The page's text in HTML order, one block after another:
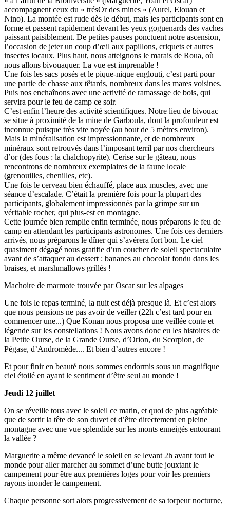
accompagnent ceux du « trésOr des mines » (Aurel, Elouan et
Nino). La montée est rude dès le début, mais les participants sont en
forme et passent rapidement devant les yeux goguenards des vaches
paissant paisiblement. De petites pauses ponctuent notre ascension,
l’occasion de jeter un coup d’œil aux papillons, criquets et autres
insectes locaux. Plus haut, nous atteignons le marais de Roua, où
nous allons bivouaquer. La vue est imprenable !
Une fois les sacs posés et le pique-nique englouti, c’est parti pour
une partie de chasse aux têtards, nombreux dans les mares voisines.
Puis nos enchaînons avec une activité de ramassage de bois, qui
servira pour le feu de camp ce soir.
C’est enfin l’heure des activité scientifiques. Notre lieu de bivouac
se situe à proximité de la mine de Garboula, dont la profondeur est
inconnue puisque très vite noyée (au bout de 5 mètres environ).
Mais la minéralisation est impressionnante, et de nombreux
minéraux sont retrouvés dans l’imposant terril par nos chercheurs
d’or (des fous : la chalchopyrite). Cerise sur le gâteau, nous
rencontrons de nombreux exemplaires de la faune locale
(grenouilles, chenilles, etc).
Une fois le cerveau bien échauffé, place aux muscles, avec une
séance d’escalade. C’était la première fois pour la plupart des
participants, globalement impressionnés par la grimpe sur un
véritable rocher, qui plus-est en montagne.
Cette journée bien remplie enfin terminée, nous préparons le feu de
camp en attendant les participants astronomes. Une fois ces derniers
arrivés, nous préparons le dîner qui s’avérera fort bon. Le ciel
quasiment dégagé nous gratifie d’un coucher de soleil spectaculaire
avant de s’attaquer au dessert : bananes au chocolat fondu dans les
braises, et marshmallows grillés !
Machoire de marmote trouvée par Oscar sur les alpages
Une fois le repas terminé, la nuit est déjà presque là. Et c’est alors
que nous pensions ne pas avoir de veiller (22h c’est tard pour en
commencer une...) Que Konan nous proposa une veillée conte et
légende sur les constellations ! Nous avons donc eu les histoires de
la Petite Ourse, de la Grande Ourse, d’Orion, du Scorpion, de
Pégase, d’Andromède.... Et bien d’autres encore !
Et pour finir en beauté nous sommes endormis sous un magnifique
ciel étoilé en ayant le sentiment d’être seul au monde !
Jeudi 12 juillet
On se réveille tous avec le soleil ce matin, et quoi de plus agréable
que de sortir la tête de son duvet et d’être directement en pleine
montagne avec une vue splendide sur les monts enneigés entourant
la vallée ?
Marguerite a même devancé le soleil en se levant 2h avant tout le
monde pour aller marcher au sommet d’une butte jouxtant le
campement pour être aux premières loges pour voir les premiers
rayons inonder le campement.
Chaque personne sort alors progressivement de sa torpeur nocturne,